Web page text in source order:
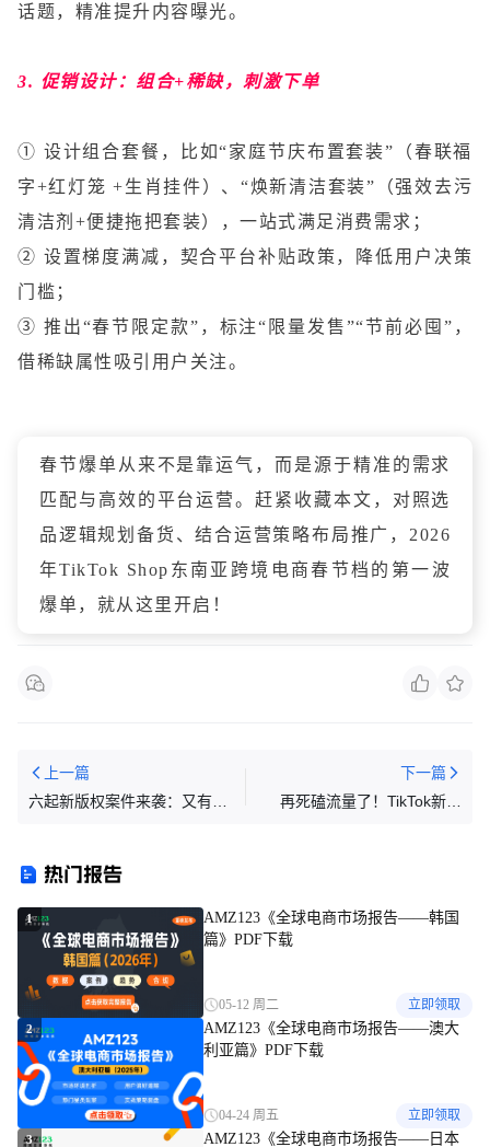
话题，精准提升内容曝光。
3. 促销设计：组合+稀缺，刺激下单
① 设计组合套餐，比如“家庭节庆布置套装”（春联福
字+红灯笼 +生肖挂件）、“焕新清洁套装”（强效去污
清洁剂+便捷拖把套装），一站式满足消费需求；
② 设置梯度满减，契合平台补贴政策，降低用户决策
门槛；
③ 推出“春节限定款”，标注“限量发售”“节前必囤”，
借稀缺属性吸引用户关注。
春节爆单从来不是靠运气，而是源于精准的需求
匹配与高效的平台运营。赶紧收藏本文，对照选
品逻辑规划备货、结合运营策略布局推广，2026
年TikTok Shop东南亚跨境电商春节档的第一波
爆单，就从这里开启！
上一篇
六起新版权案件来袭：又有一
下一篇
再死磕流量了！TikTok新规
热门报告
1
AMZ123《全球电商市场报告——韩国
篇》PDF下载
05-12 周二 立即领取
2
AMZ123《全球电商市场报告——澳大
利亚篇》PDF下载
04-24 周五 立即领取
3 AMZ123《全球电商市场报告——日本